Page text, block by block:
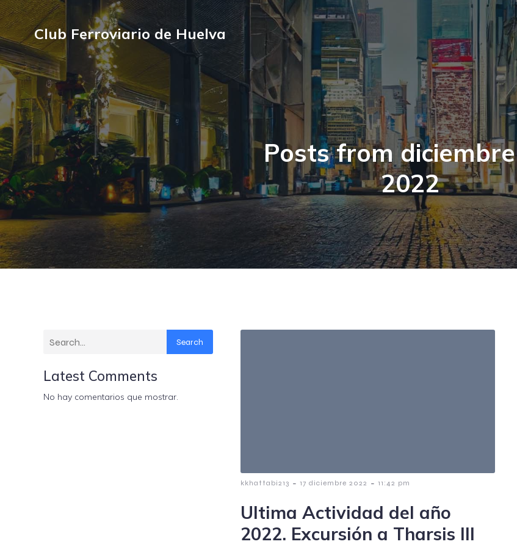
Club Ferroviario de Huelva
Posts from
2022
Search
Latest Comments
No hay comentarios que mostrar.
kkhattabi213 - 17 diciembre 2022 - 11:42 pm
Ultima Actividad del año
2022. Excursión a Tharsis III